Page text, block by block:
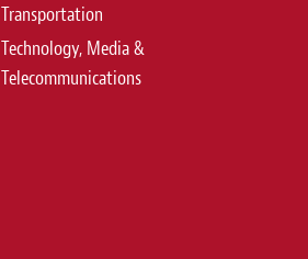
Transportation
Technology, Media &
Telecommunications